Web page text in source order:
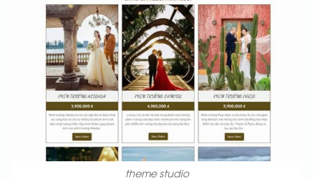
theme studio